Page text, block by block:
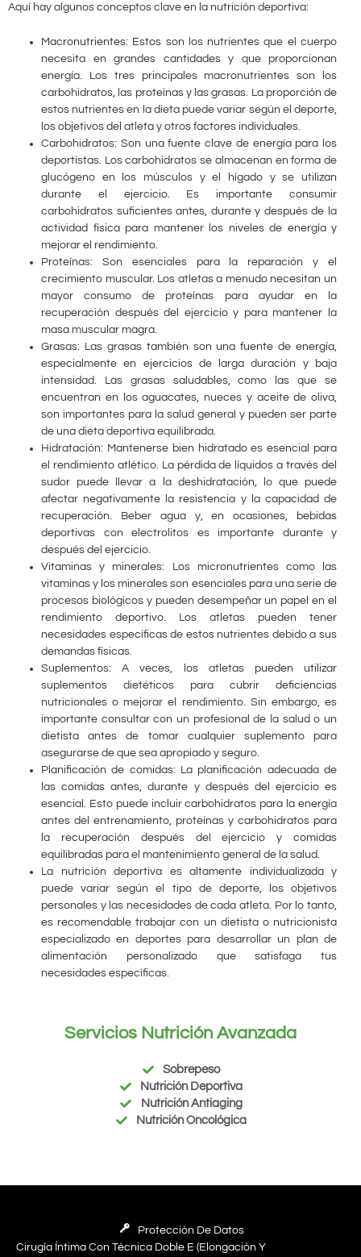
Aquí hay algunos conceptos clave en la nutrición deportiva:
Macronutrientes: Estos son los nutrientes que el cuerpo
necesita en grandes cantidades y que proporcionan
energía. Los tres principales macronutrientes son los
carbohidratos, las proteínas y las grasas. La proporción de
estos nutrientes en la dieta puede variar según el deporte,
los objetivos del atleta y otros factores individuales.
Carbohidratos: Son una fuente clave de energía para los
deportistas. Los carbohidratos se almacenan en forma de
glucógeno en los músculos y el hígado y se utilizan
durante el ejercicio. Es importante consumir
carbohidratos suficientes antes, durante y después de la
actividad física para mantener los niveles de energía y
mejorar el rendimiento.
Proteínas: Son esenciales para la reparación y el
crecimiento muscular. Los atletas a menudo necesitan un
mayor consumo de proteínas para ayudar en la
recuperación después del ejercicio y para mantener la
masa muscular magra.
Grasas: Las grasas también son una fuente de energía,
especialmente en ejercicios de larga duración y baja
intensidad. Las grasas saludables, como las que se
encuentran en los aguacates, nueces y aceite de oliva,
son importantes para la salud general y pueden ser parte
de una dieta deportiva equilibrada.
Hidratación: Mantenerse bien hidratado es esencial para
el rendimiento atlético. La pérdida de líquidos a través del
sudor puede llevar a la deshidratación, lo que puede
afectar negativamente la resistencia y la capacidad de
recuperación. Beber agua y, en ocasiones, bebidas
deportivas con electrolitos es importante durante y
después del ejercicio.
Vitaminas y minerales: Los micronutrientes como las
vitaminas y los minerales son esenciales para una serie de
procesos biológicos y pueden desempeñar un papel en el
rendimiento deportivo. Los atletas pueden tener
necesidades específicas de estos nutrientes debido a sus
demandas físicas.
Suplementos: A veces, los atletas pueden utilizar
suplementos dietéticos para cubrir deficiencias
nutricionales o mejorar el rendimiento. Sin embargo, es
importante consultar con un profesional de la salud o un
dietista antes de tomar cualquier suplemento para
asegurarse de que sea apropiado y seguro.
Planificación de comidas: La planificación adecuada de
las comidas antes, durante y después del ejercicio es
esencial. Esto puede incluir carbohidratos para la energía
antes del entrenamiento, proteínas y carbohidratos para
la recuperación después del ejercicio y comidas
equilibradas para el mantenimiento general de la salud.
La nutrición deportiva es altamente individualizada y
puede variar según el tipo de deporte, los objetivos
personales y las necesidades de cada atleta. Por lo tanto,
es recomendable trabajar con un dietista o nutricionista
especializado en deportes para desarrollar un plan de
alimentación personalizado que satisfaga tus
necesidades específicas.
Servicios Nutrición Avanzada
Sobrepeso
Nutrición Deportiva
Nutrición Antiaging
Nutrición Oncológica
Protección De Datos
Cirugía Íntima Con Técnica Doble E (elongación Y